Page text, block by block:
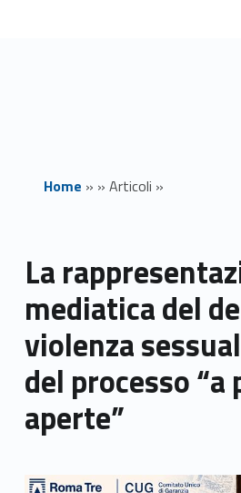
Home » » Articoli »
La
mediatica del
violenza
del processo “a
aperte”
Link identifier archive #link-archive-thumb-soap-50508